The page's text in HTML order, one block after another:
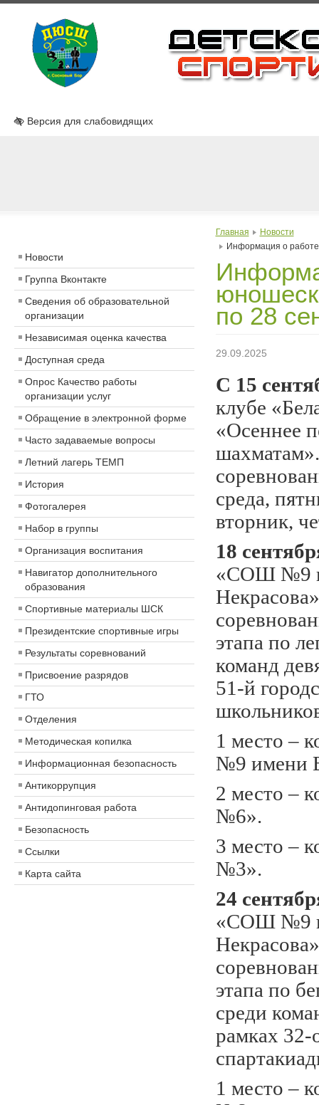
Версия для слабовидящих
Новости
Группа Вконтакте
Сведения об образовательной
организации
Независимая оценка качества
Доступная среда
Опрос Качество работы
организации услуг
Обращение в электронной форме
Часто задаваемые вопросы
Летний лагерь ТЕМП
История
Фотогалерея
Набор в группы
Организация воспитания
Навигатор дополнительного
образования
Спортивные материалы ШСК
Президентские спортивные игры
Результаты соревнований
Присвоение разрядов
ГТО
Отделения
Методическая копилка
Информационная безопасность
Антикоррупция
Антидопинговая работа
Безопасность
Ссылки
Карта сайта
Главная
Новости
Информация о
по 28
29.09.2025
С 15
клубе
«Осеннее
среда,
вторник,
18
«СОШ №9
этапа по
команд
51-й
1 место –
№9 имени
2 место –
№6».
3 место –
№3».
24
«СОШ №9
этапа по
среди
рамках 32-
1 место –